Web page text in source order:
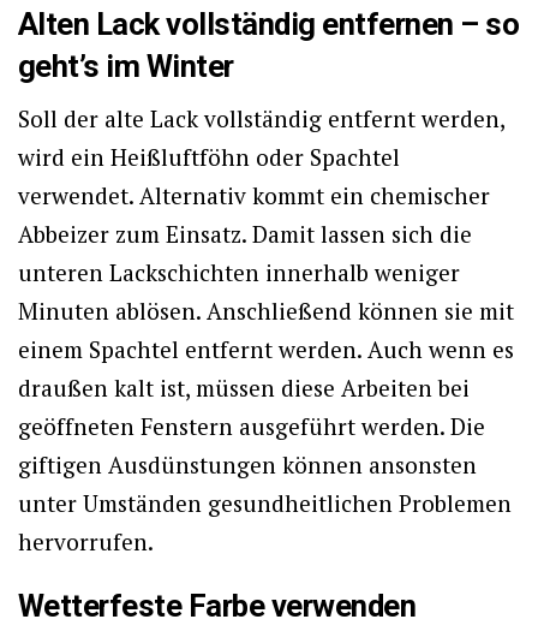
Alten Lack vollständig entfernen – so
geht’s im Winter
Soll der alte Lack vollständig entfernt werden,
wird ein Heißluftföhn oder Spachtel
verwendet. Alternativ kommt ein chemischer
Abbeizer zum Einsatz. Damit lassen sich die
unteren Lackschichten innerhalb weniger
Minuten ablösen. Anschließend können sie mit
einem Spachtel entfernt werden. Auch wenn es
draußen kalt ist, müssen diese Arbeiten bei
geöffneten Fenstern ausgeführt werden. Die
giftigen Ausdünstungen können ansonsten
unter Umständen gesundheitlichen Problemen
hervorrufen.
Wetterfeste Farbe verwenden